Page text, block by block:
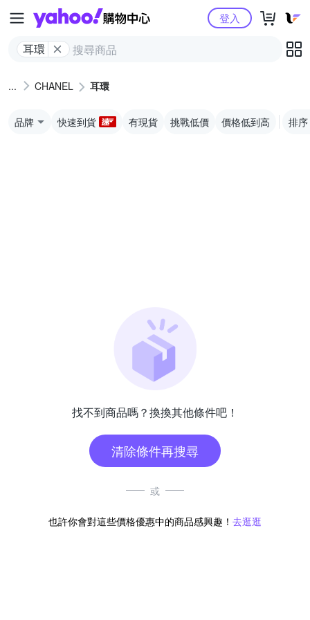
Yahoo購物中心
耳環
登入
CHANEL 耳環
品牌 快速到貨 有現貨 挑戰低價 價格低到高 排序
找不到商品嗎？換換其他條件吧！
清除條件再搜尋
或
也許你會對這些價格優惠中的商品感興趣！ 去逛逛